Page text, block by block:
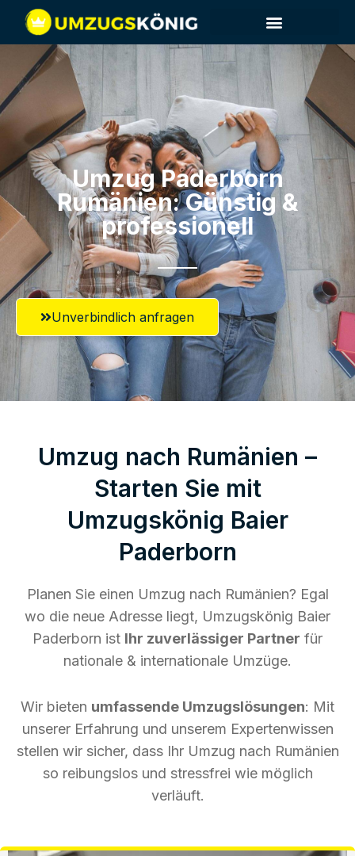
Umzug Paderborn​
Rumänien: Günstig &
professionell​
Unverbindlich anfragen
Umzug nach Rumänien –
Starten Sie mit
Umzugskönig Baier
Paderborn
Planen Sie einen Umzug nach Rumänien? Egal
wo die neue Adresse liegt, Umzugskönig Baier
Paderborn ist Ihr zuverlässiger Partner für
nationale & internationale Umzüge.
Wir bieten umfassende Umzugslösungen: Mit
unserer Erfahrung und unserem Expertenwissen
stellen wir sicher, dass Ihr Umzug nach Rumänien
so reibungslos und stressfrei wie möglich
verläuft.